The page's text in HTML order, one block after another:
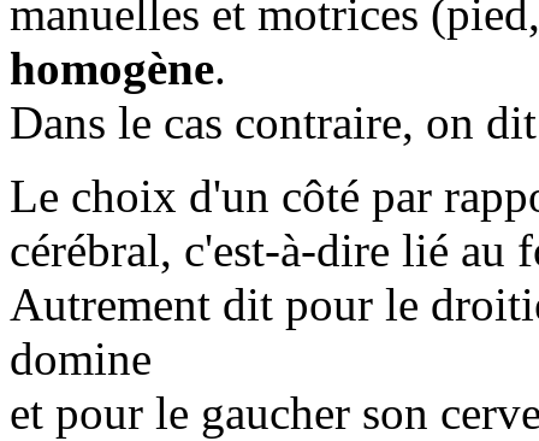
manuelles et motrices
homogène.
Dans le cas contraire, on
Le choix d'un côté par
cérébral, c'est-à-dire lié au
Autrement dit pour le
domine
et pour le gaucher son